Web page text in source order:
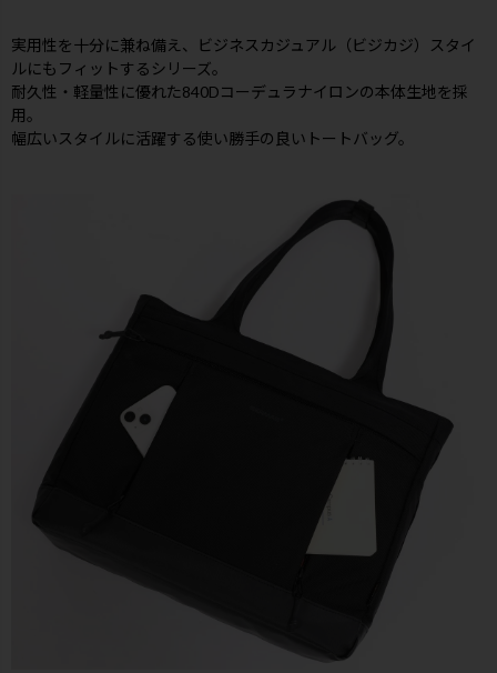
実用性を十分に兼ね備え、ビジネスカジュアル（ビジカジ）スタイ
ルにもフィットするシリーズ。
耐久性・軽量性に優れた840Dコーデュラナイロンの本体生地を採
用。
幅広いスタイルに活躍する使い勝手の良いトートバッグ。